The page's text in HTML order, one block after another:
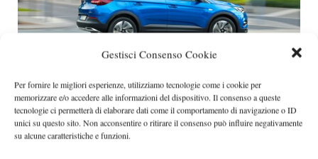
Gestisci Consenso Cookie
Per fornire le migliori esperienze, utilizziamo tecnologie come i cookie per
memorizzare e/o accedere alle informazioni del dispositivo. Il consenso a queste
tecnologie ci permetterà di elaborare dati come il comportamento di navigazione o ID
unici su questo sito. Non acconsentire o ritirare il consenso può influire negativamente
su alcune caratteristiche e funzioni.
Assicurazione auto e nuove esigenze di
mobilità: cosa valutano oggi gli automobilisti
Negli ultimi anni il rapporto degli italiani con
l’automobile è cambiato profondamente. Se in